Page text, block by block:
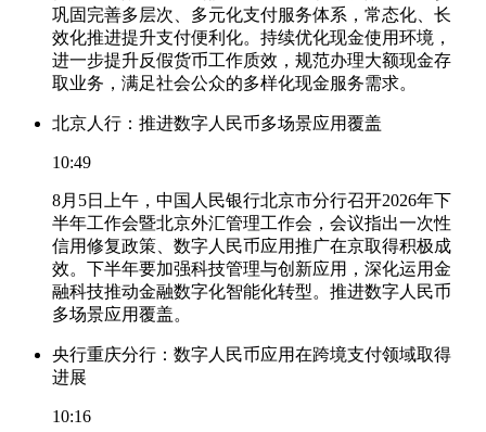
巩固完善多层次、多元化支付服务体系，常态化、长
效化推进提升支付便利化。持续优化现金使用环境，
进一步提升反假货币工作质效，规范办理大额现金存
取业务，满足社会公众的多样化现金服务需求。
北京人行：推进数字人民币多场景应用覆盖
10:49
8月5日上午，中国人民银行北京市分行召开2026年下
半年工作会暨北京外汇管理工作会，会议指出一次性
信用修复政策、数字人民币应用推广在京取得积极成
效。下半年要加强科技管理与创新应用，深化运用金
融科技推动金融数字化智能化转型。推进数字人民币
多场景应用覆盖。
央行重庆分行：数字人民币应用在跨境支付领域取得
进展
10:16